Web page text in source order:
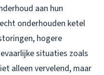
aan hun
onderhouden ketel
hogere
situaties zoals
alleen vervelend, maar